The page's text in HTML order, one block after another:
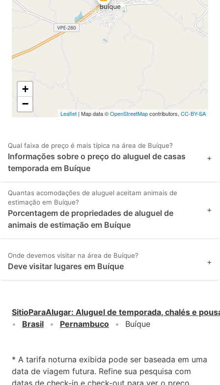
+
−
Leaflet | Map data ©OpenStreetMapcontributors, CC-BY-SA
Qual faixa de preço é mais típica na área de Buíque?
Informações sobre o preço do aluguel de casas
temporada em Buíque
+
Quantas acomodações de aluguel aceitam animais de
estimação em Buíque?
Porcentagem de propriedades de aluguel de
animais de estimação em Buíque
+
Onde devemos visitar na área de Buíque?
Deve visitar lugares em Buíque +
SitioParaAlugar: Aluguel de temporada, chalés e
Brasil
Pernambuco Buíque
* A tarifa noturna exibida pode ser baseada em uma
data de viagem futura. Refine sua pesquisa com